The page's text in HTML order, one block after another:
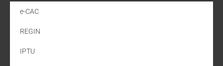
e-CAC
REGIN
IPTU